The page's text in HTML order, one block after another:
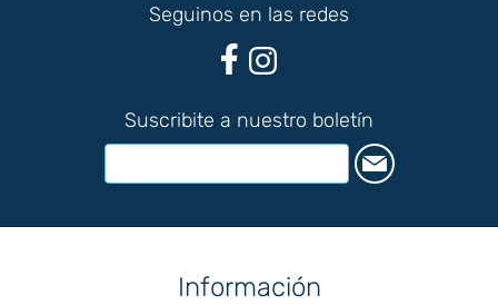
Seguinos en las redes
Suscribite a nuestro boletín
Información